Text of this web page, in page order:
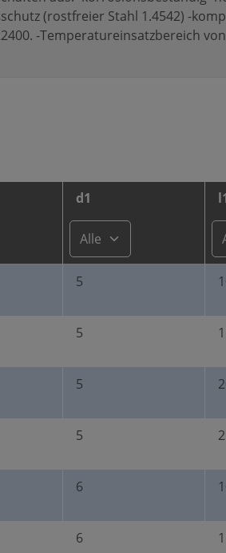
(rostfreier Stahl 1.4542) -
-Temperatureinsatzbereich von
d1
5
5
5
5
6
6